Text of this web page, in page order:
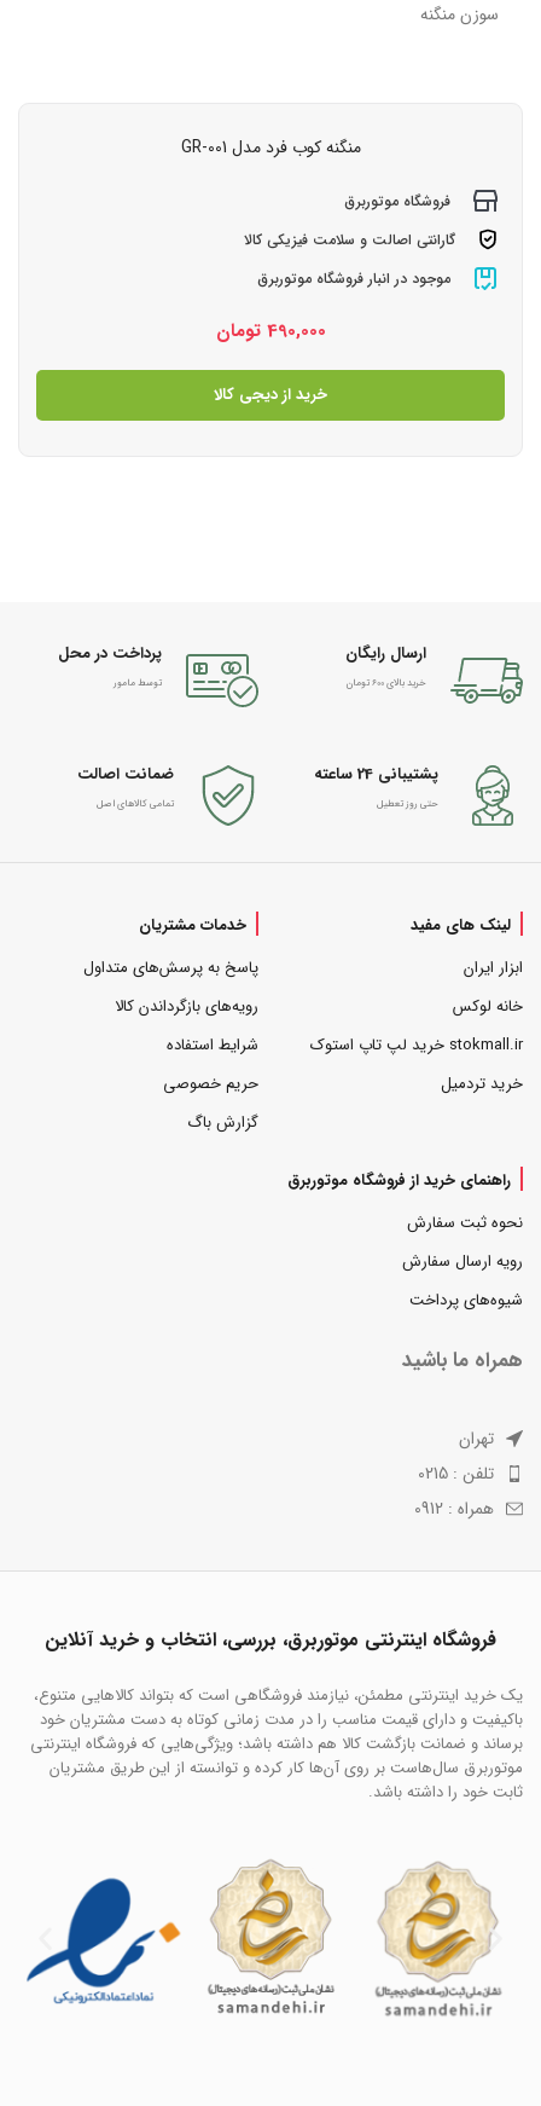
سوزن منگنه
منگنه کوب فرد مدل GR-001
فروشگاه موتوربرق
گارانتی اصالت و سلامت فیزیکی کالا
موجود در انبار فروشگاه موتوربرق
490,000 تومان
خرید از دیجی کالا
ارسال رایگان
خرید بالای 600 تومان
پرداخت در محل
توسط مامور
پشتیبانی 24 ساعته
حتی روز تعطیل
ضمانت اصالت
تمامی کالاهای اصل
لینک های مفید
ابزار ایران
خانه لوکس
stokmall.ir خرید لپ تاپ استوک
خرید تردمیل
خدمات مشتریان
پاسخ به پرسش‌های متداول
رویه‌های بازگرداندن کالا
شرایط استفاده
حریم خصوصی
گزارش باگ
راهنمای خرید از فروشگاه موتوربرق
نحوه ثبت سفارش
رویه ارسال سفارش
شیوه‌های پرداخت
همراه ما باشید
تهران
تلفن : 0215
همراه : 0912
فروشگاه اینترنتی موتوربرق، بررسی، انتخاب و خرید آنلاین
یک خرید اینترنتی مطمئن، نیازمند فروشگاهی است که بتواند کالاهایی متنوع،
باکیفیت و دارای قیمت مناسب را در مدت زمانی کوتاه به دست مشتریان خود
برساند و ضمانت بازگشت کالا هم داشته باشد؛ ویژگی‌هایی که فروشگاه اینترنتی
موتوربرق سال‌هاست بر روی آن‌ها کار کرده و توانسته از این طریق مشتریان
ثابت خود را داشته باشد.